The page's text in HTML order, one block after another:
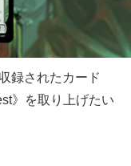
録されたカード
》を取り上げたい